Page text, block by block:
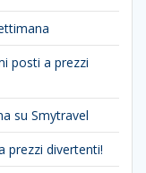
posti a prezzi
su Smytravel
prezzi divertenti!